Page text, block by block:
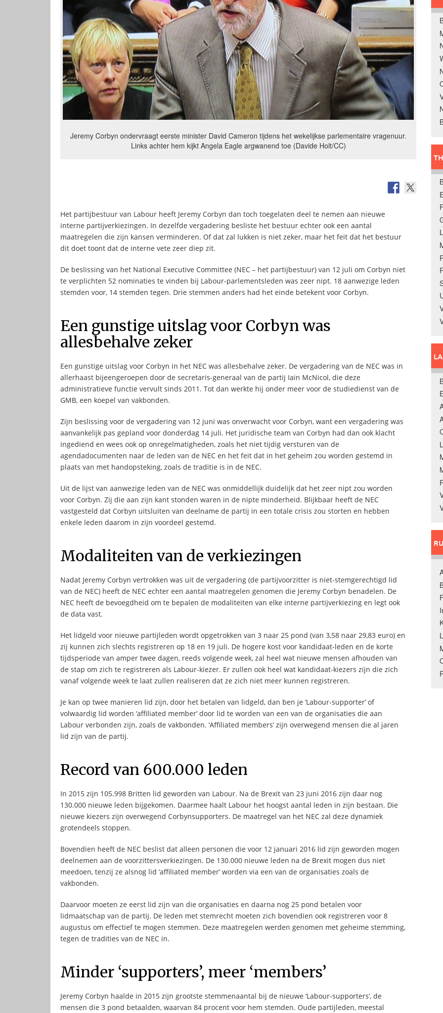
Jeremy Corbyn ondervraagt eerste minister David Cameron tijdens het wekelijkse parlementaire vragenuur.
Links achter hem kijkt Angela Eagle argwanend toe (Davide Holt/CC)
Het partijbestuur van Labour heeft Jeremy Corbyn dan toch toegelaten deel te nemen aan nieuwe
interne partijverkiezingen. In dezelfde vergadering besliste het bestuur echter ook een aantal
maatregelen die zijn kansen verminderen. Of dat zal lukken is niet zeker, maar het feit dat het bestuur
dit doet toont dat de interne vete zeer diep zit.
De beslissing van het National Executive Committee (NEC – het partijbestuur) van 12 juli om Corbyn niet
te verplichten 52 nominaties te vinden bij Labour-parlementsleden was zeer nipt. 18 aanwezige leden
stemden voor, 14 stemden tegen. Drie stemmen anders had het einde betekent voor Corbyn.
Een gunstige uitslag voor Corbyn was
allesbehalve zeker
Een gunstige uitslag voor Corbyn in het NEC was allesbehalve zeker. De vergadering van de NEC was in
allerhaast bijeengeroepen door de secretaris-generaal van de partij Iain McNicol, die deze
administratieve functie vervult sinds 2011. Tot dan werkte hij onder meer voor de studiedienst van de
GMB, een koepel van vakbonden.
Zijn beslissing voor de vergadering van 12 juni was onverwacht voor Corbyn, want een vergadering was
aanvankelijk pas gepland voor donderdag 14 juli. Het juridische team van Corbyn had dan ook klacht
ingediend en wees ook op onregelmatigheden, zoals het niet tijdig versturen van de
agendadocumenten naar de leden van de NEC en het feit dat in het geheim zou worden gestemd in
plaats van met handopsteking, zoals de traditie is in de NEC.
Uit de lijst van aanwezige leden van de NEC was onmiddellijk duidelijk dat het zeer nipt zou worden
voor Corbyn. Zij die aan zijn kant stonden waren in de nipte minderheid. Blijkbaar heeft de NEC
vastgesteld dat Corbyn uitsluiten van deelname de partij in een totale crisis zou storten en hebben
enkele leden daarom in zijn voordeel gestemd.
Modaliteiten van de verkiezingen
Nadat Jeremy Corbyn vertrokken was uit de vergadering (de partijvoorzitter is niet-stemgerechtigd lid
van de NEC) heeft de NEC echter een aantal maatregelen genomen die Jeremy Corbyn benadelen. De
NEC heeft de bevoegdheid om te bepalen de modaliteiten van elke interne partijverkiezing en legt ook
de data vast.
Het lidgeld voor nieuwe partijleden wordt opgetrokken van 3 naar 25 pond (van 3,58 naar 29,83 euro) en
zij kunnen zich slechts registreren op 18 en 19 juli. De hogere kost voor kandidaat-leden en de korte
tijdsperiode van amper twee dagen, reeds volgende week, zal heel wat nieuwe mensen afhouden van
de stap om zich te registreren als Labour-kiezer. Er zullen ook heel wat kandidaat-kiezers zijn die zich
vanaf volgende week te laat zullen realiseren dat ze zich niet meer kunnen registreren.
Je kan op twee manieren lid zijn, door het betalen van lidgeld, dan ben je ‘Labour-supporter’ of
volwaardig lid worden ‘affiliated member’ door lid te worden van een van de organisaties die aan
Labour verbonden zijn, zoals de vakbonden. ‘Affiliated members’ zijn overwegend mensen die al jaren
lid zijn van de partij.
Record van 600.000 leden
In 2015 zijn 105.998 Britten lid geworden van Labour. Na de Brexit van 23 juni 2016 zijn daar nog
130.000 nieuwe leden bijgekomen. Daarmee haalt Labour het hoogst aantal leden in zijn bestaan. Die
nieuwe kiezers zijn overwegend Corbynsupporters. De maatregel van het NEC zal deze dynamiek
grotendeels stoppen.
Bovendien heeft de NEC beslist dat alleen personen die voor 12 januari 2016 lid zijn geworden mogen
deelnemen aan de voorzittersverkiezingen. De 130.000 nieuwe leden na de Brexit mogen dus niet
meedoen, tenzij ze alsnog lid ‘affiliated member’ worden via een van de organisaties zoals de
vakbonden.
Daarvoor moeten ze eerst lid zijn van die organisaties en daarna nog 25 pond betalen voor
lidmaatschap van de partij. De leden met stemrecht moeten zich bovendien ook registreren voor 8
augustus om effectief te mogen stemmen. Deze maatregelen werden genomen met geheime stemming,
tegen de tradities van de NEC in.
Minder ‘supporters’, meer ‘members’
Jeremy Corbyn haalde in 2015 zijn grootste stemmenaantal bij de nieuwe ‘Labour-supporters’, de
mensen die 3 pond betaalden, waarvan 84 procent voor hem stemden. Oude partijleden, meestal